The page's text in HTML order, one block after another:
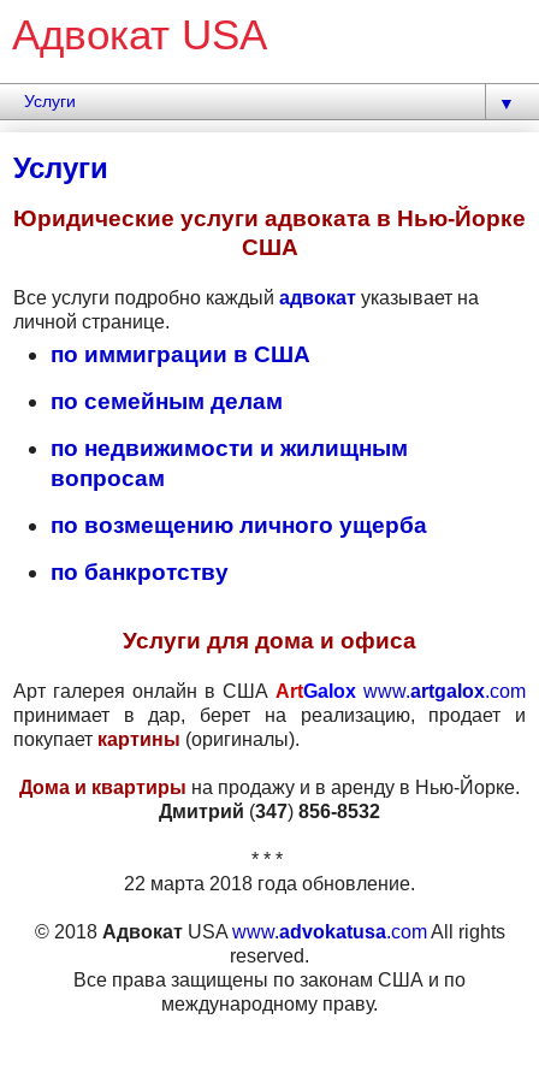
Адвокат USA
▼
Услуги
Юридические услуги адвоката в Нью-Йорке
США
Все услуги подробно каждый адвокат указывает на
личной странице.
по иммиграции в США
по семейным делам
по недвижимости и жилищным
вопросам
по возмещению личного ущерба
по банкротству
Услуги для дома и офиса
Арт галерея онлайн в США ArtGalox www.artgalox.com
принимает в дар, берет на реализацию, продает и
покупает картины (оригиналы).
Дома и квартиры на продажу и в аренду в Нью-Йорке.
Дмитрий (347) 856-8532
* * *
22 марта 2018 года обновление.
© 2018 АдвокатUSA www.advokatusa.comAll rights
reserved.
Все права защищены по законам США и по
международному праву.